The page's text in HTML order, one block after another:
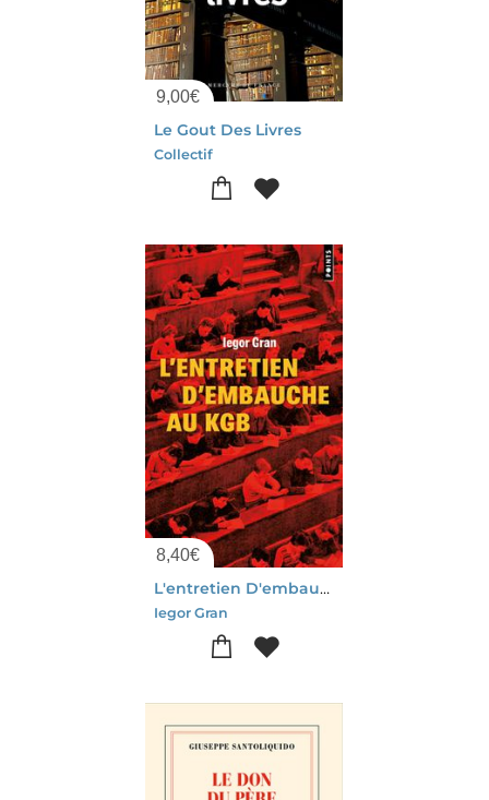
9,00€
Le Gout Des Livres
Collectif
8,40€
L'entretien D'embauche Au Kgb
Iegor Gran